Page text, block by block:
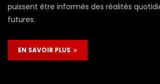
puissent être informés des réalités
futures.
EN SAVOIR PLUS